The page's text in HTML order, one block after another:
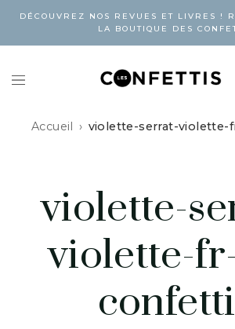
DÉCOUVREZ NOS REVUES ET LIVRES !
LA BOUTIQUE DES
Accueil violette-serrat-violette-
violette-
violette-